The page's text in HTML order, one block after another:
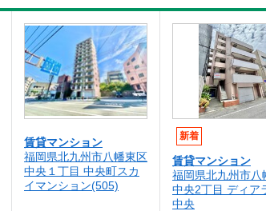
賃貸マンション
福岡県北九州市八幡東区
中央１丁目 中央町スカ
イマンション(505)
新着
賃貸マンション
福岡県北九州市八
中央2丁目 ディア
中央